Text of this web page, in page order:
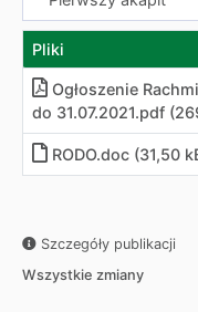
Pliki
Ogłoszenie
do 31.07.2021.pdf
RODO.doc (31,50
Szczegóły publikacji
Wszystkie zmiany